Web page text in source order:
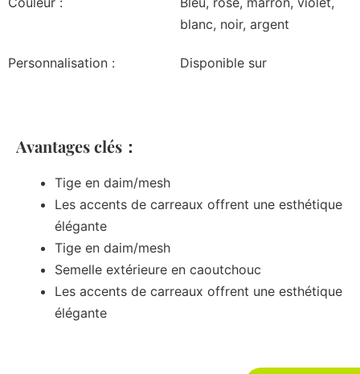
blanc, noir, argent
Personnalisation : Disponible sur
Avantages clés：
Tige en daim/mesh
Les accents de carreaux offrent une esthétique
élégante
Tige en daim/mesh
Semelle extérieure en caoutchouc
Les accents de carreaux offrent une esthétique
élégante